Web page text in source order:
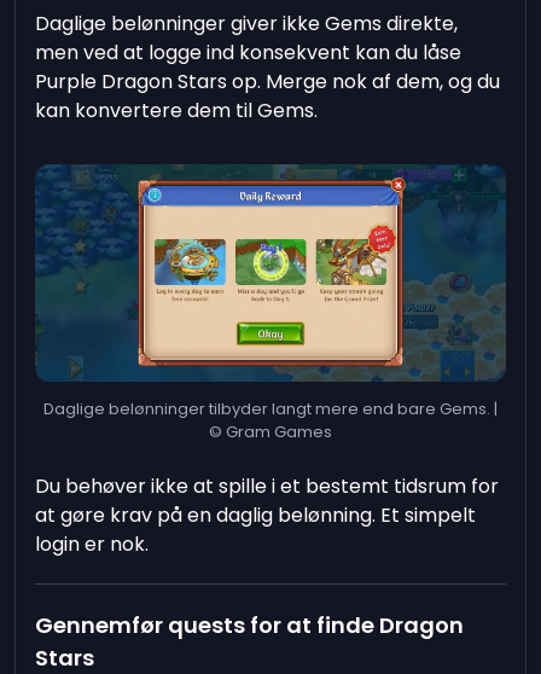
Daglige belønninger giver ikke Gems direkte,
men ved at logge ind konsekvent kan du låse
Purple Dragon Stars op. Merge nok af dem, og du
kan konvertere dem til Gems.
Daglige belønninger tilbyder langt mere end bare Gems. |
© Gram Games
Du behøver ikke at spille i et bestemt tidsrum for
at gøre krav på en daglig belønning. Et simpelt
login er nok.
Gennemfør quests for at finde Dragon
Stars